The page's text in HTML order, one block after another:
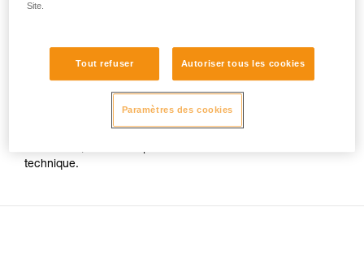
La notice technique de la TANDEM SPEED n’indique donc
plus de compatibilité avec un câble. Cependant cette poulie
toujours d’être utilisée sur câble jusqu’à 13 mm de diamètre,
pour tout usage hors environnement Parcours Acrobatiques
technique.
Site.
Tout refuser Autoriser tous les cookies
Paramètres des cookies